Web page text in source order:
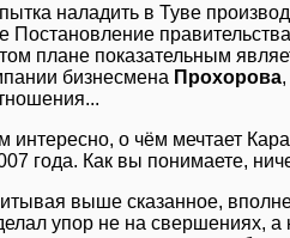
наладить в Туве
Постановление
плане показательным
бизнесмена Прохорова
интересно, о чём мечтает
года. Как вы понимаете,
выше сказанное,
упор не на свершениях, а